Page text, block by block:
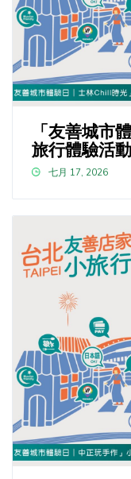
「友善城市
旅行體驗活
七月 17, 2026